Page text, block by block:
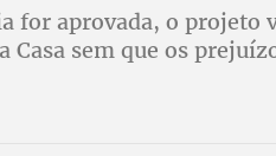
for aprovada, o projeto
Casa sem que os